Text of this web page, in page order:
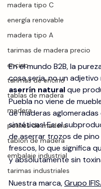
madera tipo C
energía renovable
madera tipo A
tarimas de madera precio
encino
tarimas de encino
tablas de madera
madera
polines de madera
tablón de madera
embalaje industrial
tarimas industriales
En el mundo B2B, la
cosa seria, no un adjetivo
aserrín natural que
Puebla no viene de
de maderas aglomeradas
sintéticas! Es el
de aserrar trozos de pino
frescos, lo que significa
y absolutamente sin
Nuestra marca, Grupo